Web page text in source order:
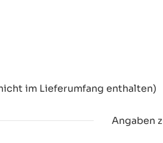
im Lieferumfang enthalten)
Angaben